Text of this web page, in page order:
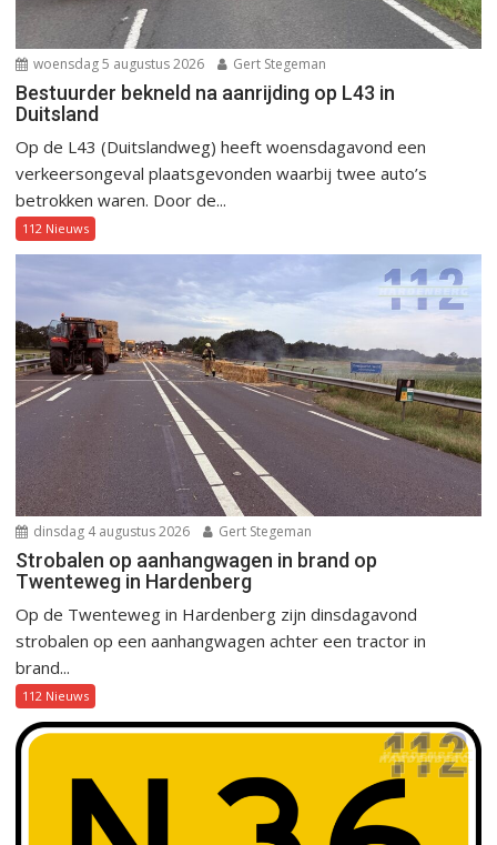
woensdag 5 augustus 2026 Gert Stegeman
Bestuurder bekneld na aanrijding op L43 in
Duitsland
Op de L43 (Duitslandweg) heeft woensdagavond een
verkeersongeval plaatsgevonden waarbij twee auto’s
betrokken waren. Door de...
112 Nieuws
dinsdag 4 augustus 2026 Gert Stegeman
Strobalen op aanhangwagen in brand op
Twenteweg in Hardenberg
Op de Twenteweg in Hardenberg zijn dinsdagavond
strobalen op een aanhangwagen achter een tractor in
brand...
112 Nieuws